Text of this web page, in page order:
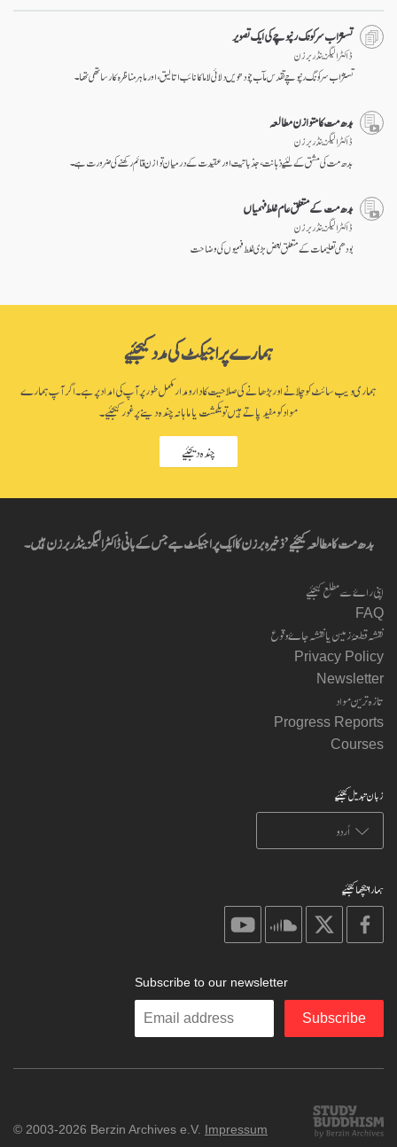
تسنژاب سرکونگ رنپوچے کی ایک تصویر
ڈاکٹر الیگزینڈر برزن
تسنژاب سرکونگ رنپوچے تقدس مآب چودھویں دلائی لاما کا نائب اتالیق، اور ماہر مناظرہ کار ساتھی تھا۔
بدھ مت کا متوازن مطالعہ
ڈاکٹر الیگزینڈر برزن
بدھ مت کی مشق کے لئیے ذہانت، جذباتیت اور عقیدت کے درمیان توازن قائم رکھنے کی ضرورت ہے۔
بدھ مت کے متعلق عام غلط فہمیاں
ڈاکٹر الیگزینڈر برزن
بودھی تعلیمات کے متعلق بعض بڑی غلط فہمیوں کی وضاحت
ہمارے پراجیکٹ کی مدد کیجئیے
ہماری ویب سائٹ کو چلانے اور بڑھانے کی صلاحیت کا دارومدار مکمل طور پر آپ کی امداد پر ہے۔ اگر آپ ہمارے
مواد کو مفید پاتے ہیں تو یکمشت یا ماہانہ چندہ دینے پر غور کیجئیے۔
چندہ دیجئیے
بدھ مت کا مطالعہ کیجئیے’ ذخیرہ برزن کا ایک پراجیکٹ ہے جس کے بانی ڈاکٹر الیگزینڈر برزن ہیں۔
اپنی راۓ سے مطلع کیجئیے
FAQ
نقشہ قطعۂ زمین یا نقشہ جاۓ وقوع
Privacy Policy
Newsletter
تازہ ترین مواد
Progress Reports
Courses
زبان تبدیل کیجئیے
ہمارا پیچھا کیجئیے
on
facebook
on
on
soundcloud
on
Subscribe to our newsletter
Enter
Subscribe
Study
Buddhism
© 2003-2026 Berzin Archives e.V. Impressum